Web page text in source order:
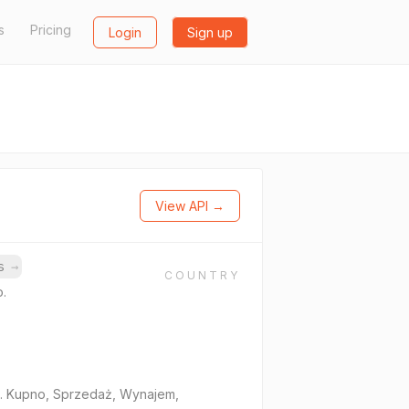
Pricing Login Sign up
View API →
→
COUNTRY
Sprzedaż, Wynajem,